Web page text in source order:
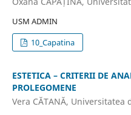
USM ADMIN
10_Capatina
ESTETICA – CRITERII DE
PROLEGOMENE
Vera CĂTANĂ, Universitatea